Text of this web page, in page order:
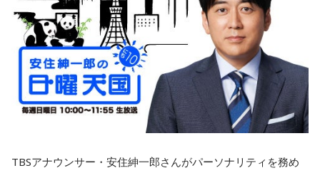
TBSアナウンサー・安住紳一郎さんがパーソナリティを務め